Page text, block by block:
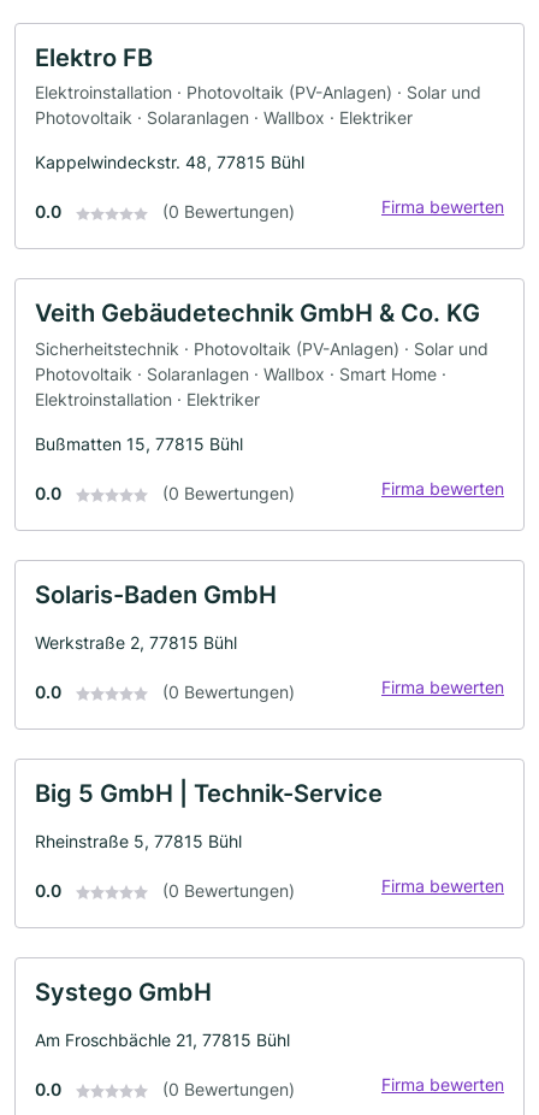
Elektro FB
Elektroinstallation · Photovoltaik (PV-Anlagen) · Solar und
Photovoltaik · Solaranlagen · Wallbox · Elektriker
Kappelwindeckstr. 48, 77815 Bühl
0.0 (0 Bewertungen) Firma bewerten
Veith Gebäudetechnik GmbH & Co. KG
Sicherheitstechnik · Photovoltaik (PV-Anlagen) · Solar und
Photovoltaik · Solaranlagen · Wallbox · Smart Home ·
Elektroinstallation · Elektriker
Bußmatten 15, 77815 Bühl
0.0 (0 Bewertungen) Firma bewerten
Solaris-Baden GmbH
Werkstraße 2, 77815 Bühl
0.0 (0 Bewertungen) Firma bewerten
Big 5 GmbH | Technik-Service
Rheinstraße 5, 77815 Bühl
0.0 (0 Bewertungen) Firma bewerten
Systego GmbH
Am Froschbächle 21, 77815 Bühl
0.0 (0 Bewertungen) Firma bewerten